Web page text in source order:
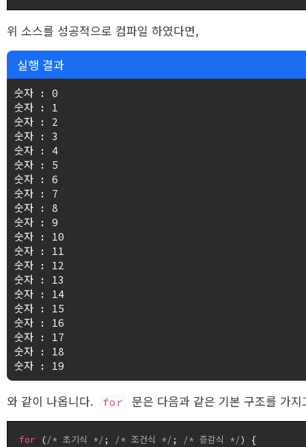
위 소스를 성공적으로 컴파일 하였다면,
실행 결과
숫자 : 0
숫자 : 1
숫자 : 2
숫자 : 3
숫자 : 4
숫자 : 5
숫자 : 6
숫자 : 7
숫자 : 8
숫자 : 9
숫자 : 10
숫자 : 11
숫자 : 12
숫자 : 13
숫자 : 14
숫자 : 15
숫자 : 16
숫자 : 17
숫자 : 18
와 같이 나옵니다. for 문은 다음과 같은 기본 구조를 가
for (/* 초기식 */ ; /* 조건식 */ ; /* 증감식 */) {